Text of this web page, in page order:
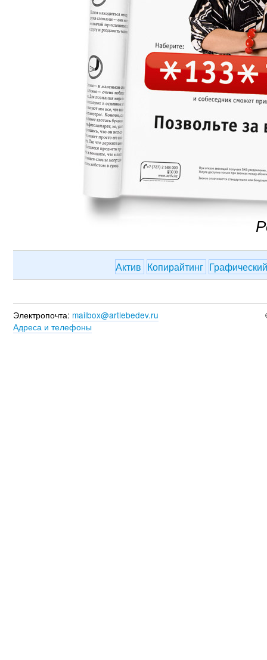
Актив Копирайтинг
Электропочта: mailbox@artlebedev.ru
Адреса и телефоны